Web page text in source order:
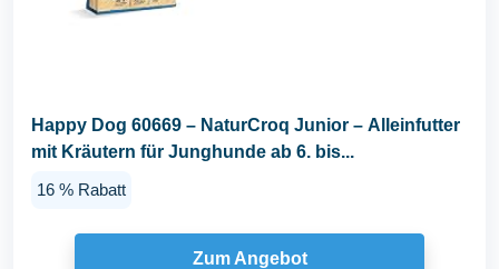
Happy Dog 60669 – NaturCroq Junior – Alleinfutter
mit Kräutern für Junghunde ab 6. bis...
16 % Rabatt
Zum Angebot